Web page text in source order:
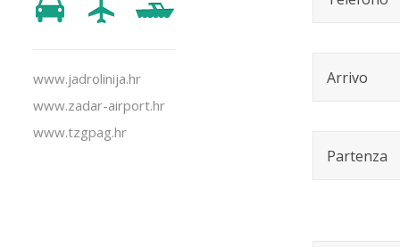
www.jadrolinija.hr
www.zadar-airport.hr
www.tzgpag.hr